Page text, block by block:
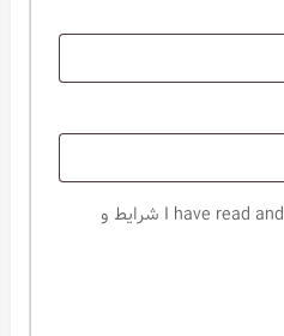
I have read and agree to the website شرایط و